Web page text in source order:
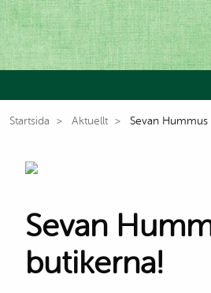
Startsida Aktuellt Sevan
Sevan
butikerna!